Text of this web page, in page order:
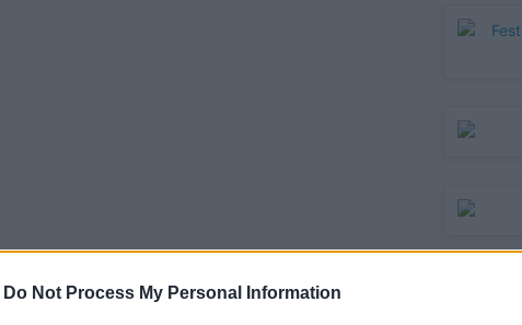
Do Not Process My Personal Information